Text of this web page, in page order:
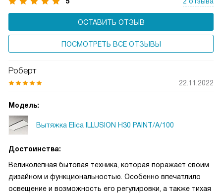
ОСТАВИТЬ ОТЗЫВ
ПОСМОТРЕТЬ ВСЕ ОТЗЫВЫ
Роберт
22.11.2022
Модель:
Вытяжка Elica ILLUSION H30 PAINT/A/100
Достоинства:
Великолепная бытовая техника, которая поражает своим
дизайном и функциональностью. Особенно впечатлило
освещение и возможность его регулировки, а также тихая